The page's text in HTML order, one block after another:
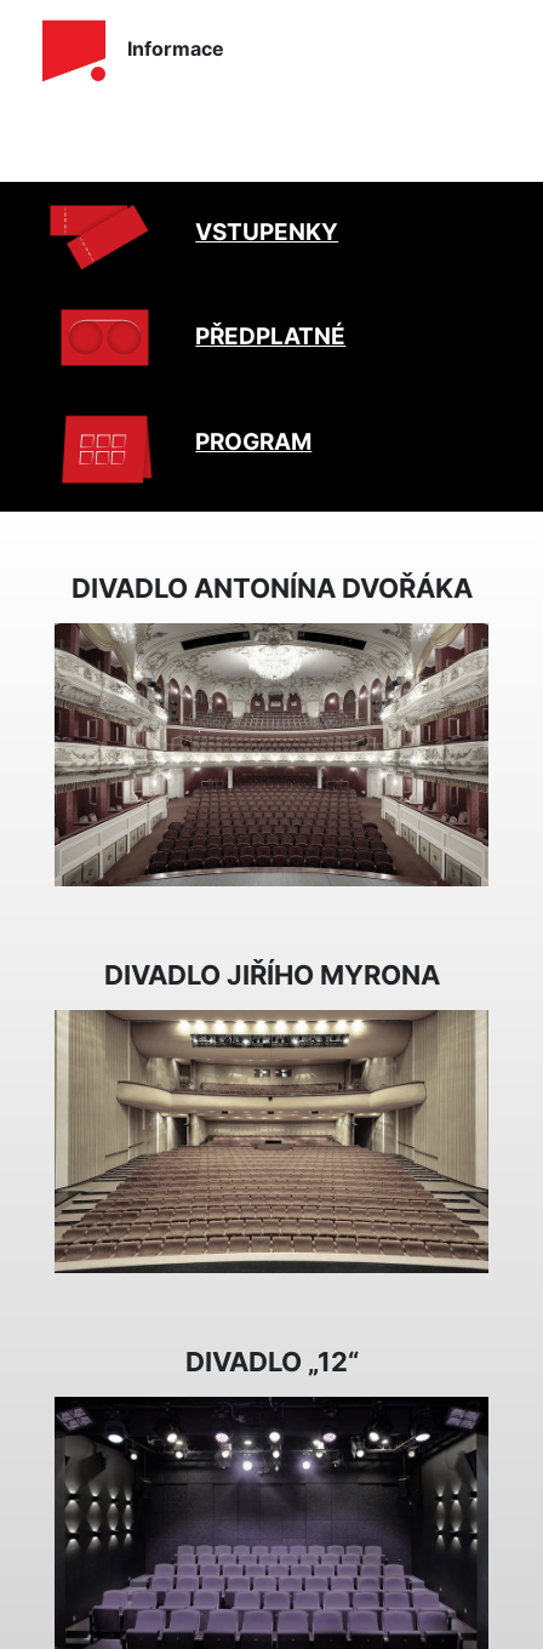
Informace
VSTUPENKY
PŘEDPLATNÉ
PROGRAM
DIVADLO ANTONÍNA DVOŘÁKA
DIVADLO JIŘÍHO MYRONA
DIVADLO „12“